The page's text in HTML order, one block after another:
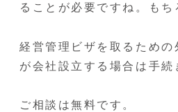
ることが必要ですね。も
経営管理ビザを取るため
が会社設立する場合は手続
ご相談は無料です。